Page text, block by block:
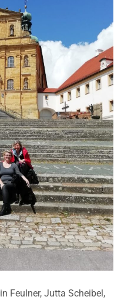
Feulner, Jutta Scheibel,